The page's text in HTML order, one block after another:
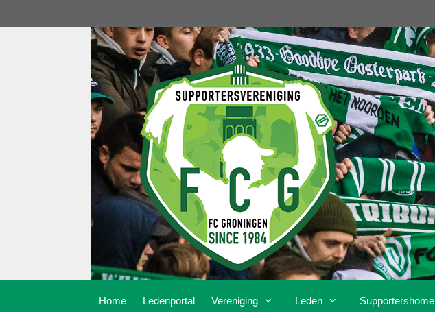
naar
Home Ledenportal Vereniging Leden Supportershome